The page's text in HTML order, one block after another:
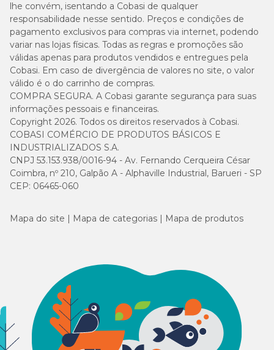
lhe convém, isentando a Cobasi de qualquer
responsabilidade nesse sentido. Preços e condições de
pagamento exclusivos para compras via internet, podendo
variar nas lojas físicas. Todas as regras e promoções são
válidas apenas para produtos vendidos e entregues pela
Cobasi. Em caso de divergência de valores no site, o valor
válido é o do carrinho de compras.
COMPRA SEGURA. A Cobasi garante segurança para suas
informações pessoais e financeiras.
Copyright 2026. Todos os direitos reservados à Cobasi.
COBASI COMÉRCIO DE PRODUTOS BÁSICOS E
INDUSTRIALIZADOS S.A.
CNPJ 53.153.938/0016-94 - Av. Fernando Cerqueira César
Coimbra, nº 210, Galpão A - Alphaville Industrial, Barueri - SP
CEP: 06465-060
Mapa do site Mapa de categorias Mapa de produtos